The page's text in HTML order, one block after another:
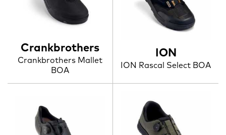
Crankbrothers
Crankbrothers Mallet
BOA
ION
ION Rascal Select BOA